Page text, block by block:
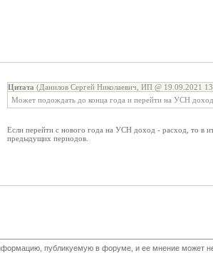
Цитата (Данилов Сергей Николаевич, ИП @ 19.09.2021
Может подождать до конца года и перейти на УСН
Если перейти с нового года на УСН доход - расход, то в
предыдущих периодов.
публикуемую в форуме, и ее мнение может